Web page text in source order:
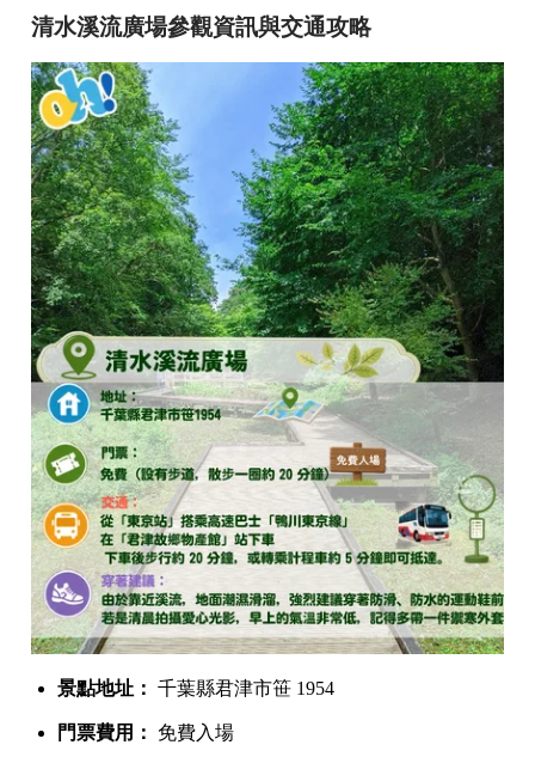
清水溪流廣場參觀資訊與交通攻略
景點地址： 千葉縣君津市笹 1954
門票費用： 免費入場